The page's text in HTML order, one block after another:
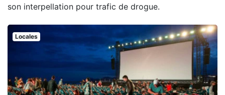
son interpellation pour trafic de drogue.
Locales